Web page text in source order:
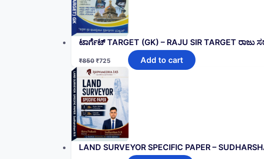
ಟಾರ್ಗೆಟ್ TARGET (GK)‌ – RAJU SIR TARGET ರಾಜು
₹850 ₹725 Add to cart
LAND SURVEYOR SPECIFIC PAPER –